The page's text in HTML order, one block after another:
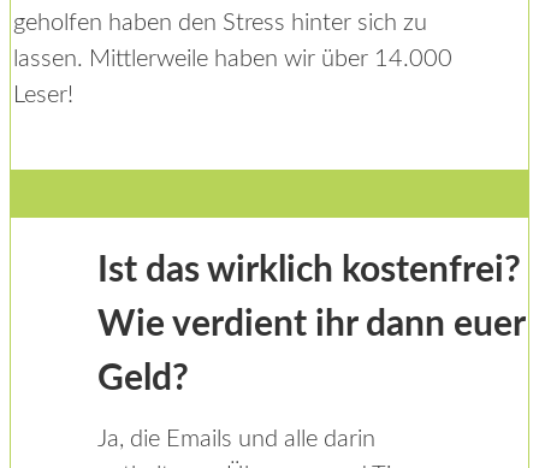
geholfen haben den Stress hinter sich zu
lassen. Mittlerweile haben wir über 14.000
Leser!
Ist das wirklich kostenfrei?
Wie verdient ihr dann euer
Geld?
Ja, die Emails und alle darin